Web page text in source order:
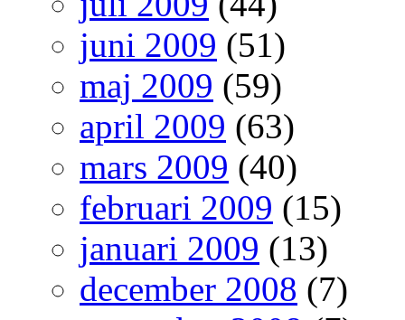
juni 2009 (51)
maj 2009 (59)
april 2009 (63)
mars 2009 (40)
februari 2009 (15)
januari 2009 (13)
december 2008 (7)